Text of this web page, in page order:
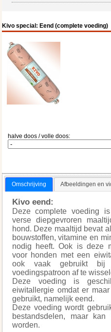
Kivo special: Eend (complete voeding)
halve doos / volle doos:
Omschrijving Afbeeldingen en
Kivo eend:
Deze complete voeding
verse diepgevroren
hond. Deze maaltijd bevat
bouwstoffen, vitamine en
nodig heeft. Ook is deze
voor honden met een
ook vaak gebruikt bij
voedingspatroon af te
Deze voeding is
eiwitallergie omdat er
gebruikt, namelijk eend.
Deze voeding wordt
bestandsdelen, maar
worden.